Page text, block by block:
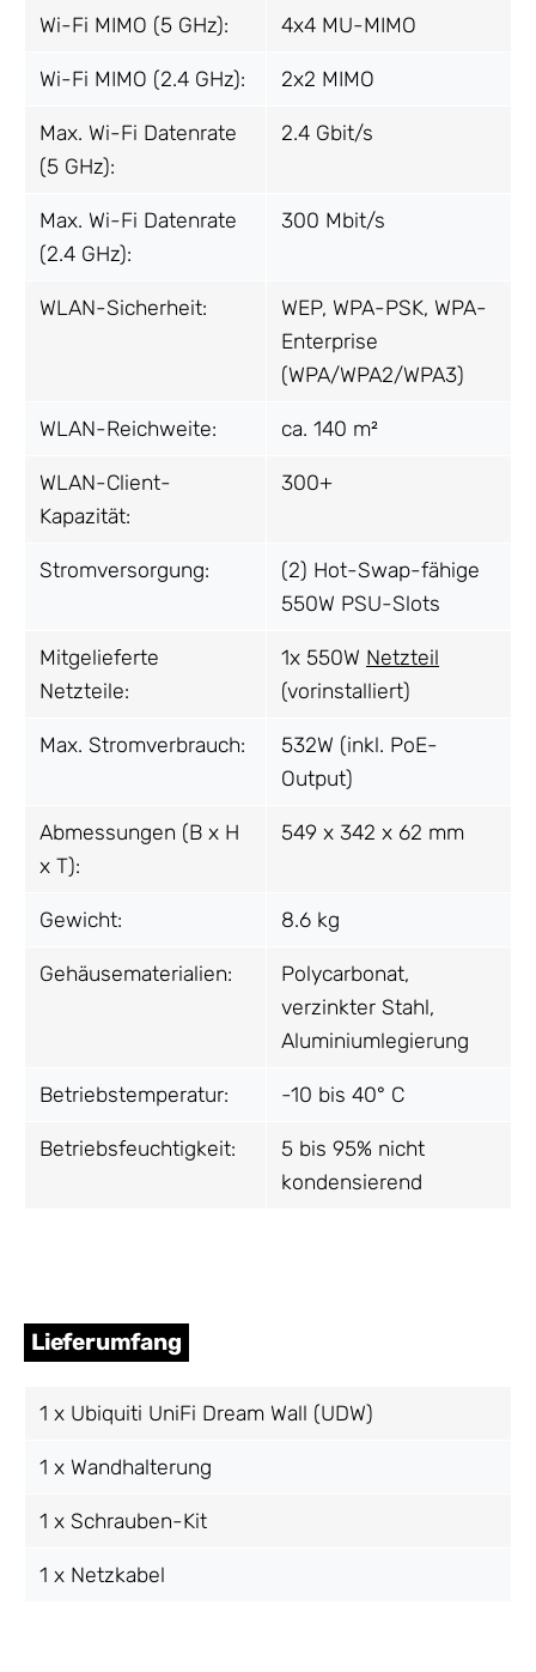
Wi-Fi MIMO (5 GHz): 4x4 MU-MIMO
Wi-Fi MIMO (2.4 GHz): 2x2 MIMO
Max. Wi-Fi Datenrate
(5 GHz):
2.4 Gbit/s
Max. Wi-Fi Datenrate
(2.4 GHz):
300 Mbit/s
WLAN-Sicherheit:
WEP, WPA-PSK, WPA-
Enterprise
(WPA/WPA2/WPA3)
WLAN-Reichweite: ca. 140 m²
WLAN-Client-
Kapazität:
300+
Stromversorgung:
(2) Hot-Swap-fähige
550W PSU-Slots
Mitgelieferte
Netzteile:
1x 550W Netzteil
(vorinstalliert)
Max. Stromverbrauch:
532W (inkl. PoE-
Output)
Abmessungen (B x H
x T):
549 x 342 x 62 mm
Gewicht: 8.6 kg
Gehäusematerialien:
Polycarbonat,
verzinkter Stahl,
Aluminiumlegierung
Betriebstemperatur: -10 bis 40° C
Betriebsfeuchtigkeit:
5 bis 95% nicht
kondensierend
Lieferumfang
1 x Ubiquiti UniFi Dream Wall (UDW)
1 x Wandhalterung
1 x Schrauben-Kit
1 x Netzkabel